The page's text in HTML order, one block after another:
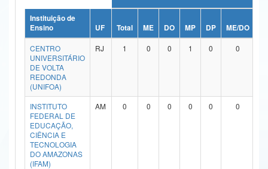
Ministério da Ciência, Tecnologia, Inovações e Comunicações
Ministério do Meio Ambiente
Ministério do Turismo
Ministério do Desenvolvimento Regional
Controladoria-Geral da União
Ministério da Mulher, da Família e dos Direitos Humanos
Secretaria-Geral
Instituição de
Ensino
UF Total ME DO MP DP ME/DO
CENTRO
UNIVERSITÁRIO
DE VOLTA
REDONDA
(UNIFOA)
RJ 1 0 0 1 0 0
INSTITUTO
FEDERAL DE
EDUCAÇÃO,
CIÊNCIA E
TECNOLOGIA
DO AMAZONAS
(IFAM)
AM 0 0 0 0 0 0